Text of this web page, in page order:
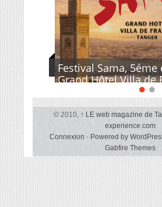
Festival Sama,
Grand Hôtel Villa de
© 2010,↑ LE web magazine de
experience.com
Connexion-Powered by
Gabfire Themes